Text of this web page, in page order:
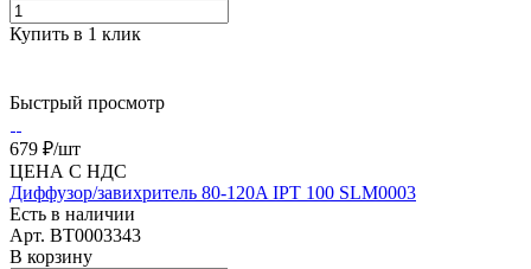
Купить в 1 клик
Быстрый просмотр
679 ₽/шт
ЦЕНА С НДС
Диффузор/завихритель 80-120A IPT 100 SLM0003
Есть в наличии
Арт. BT0003343
В корзину